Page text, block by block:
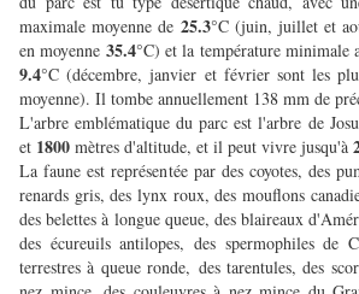
maximale moyenne de 25.3°C (juin, juillet et
en moyenne 35.4°C) et la température minimale
9.4°C (décembre, janvier et février sont les
moyenne). Il tombe annuellement 138 mm de
L'arbre emblématique du parc est l'arbre de
et 1800 mètres d'altitude, et il peut vivre jusqu'à
La faune est représentée par des coyotes, des
renards gris, des lynx roux, des mouflons
des belettes à longue queue, des blaireaux
des écureuils antilopes, des spermophiles de
terrestres à queue ronde, des tarentules, des